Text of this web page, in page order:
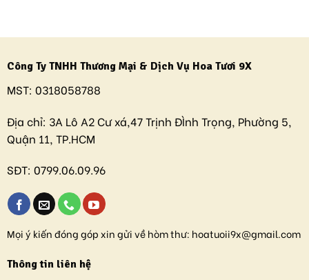
Công Ty TNHH Thương Mại & Dịch Vụ Hoa Tươi 9X
MST: 0318058788
Địa chỉ: 3A Lô A2 Cư xá,47 Trịnh ĐÌnh Trọng, Phường 5,
Quận 11, TP.HCM
SĐT: 0799.06.09.96
Mọi ý kiến đóng góp xin gửi về hòm thư: hoatuoii9x@gmail.com
Thông tin liên hệ